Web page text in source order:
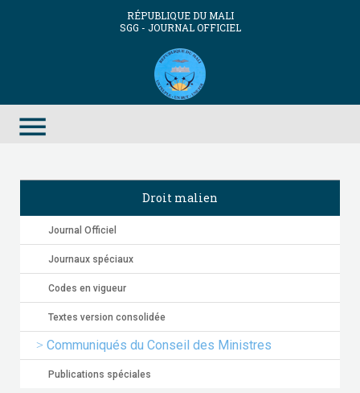
RÉPUBLIQUE DU MALI
SGG - JOURNAL OFFICIEL
menu
Droit malien
Journal Officiel
Journaux spéciaux
Codes en vigueur
Textes version consolidée
Communiqués du Conseil des Ministres
Publications spéciales